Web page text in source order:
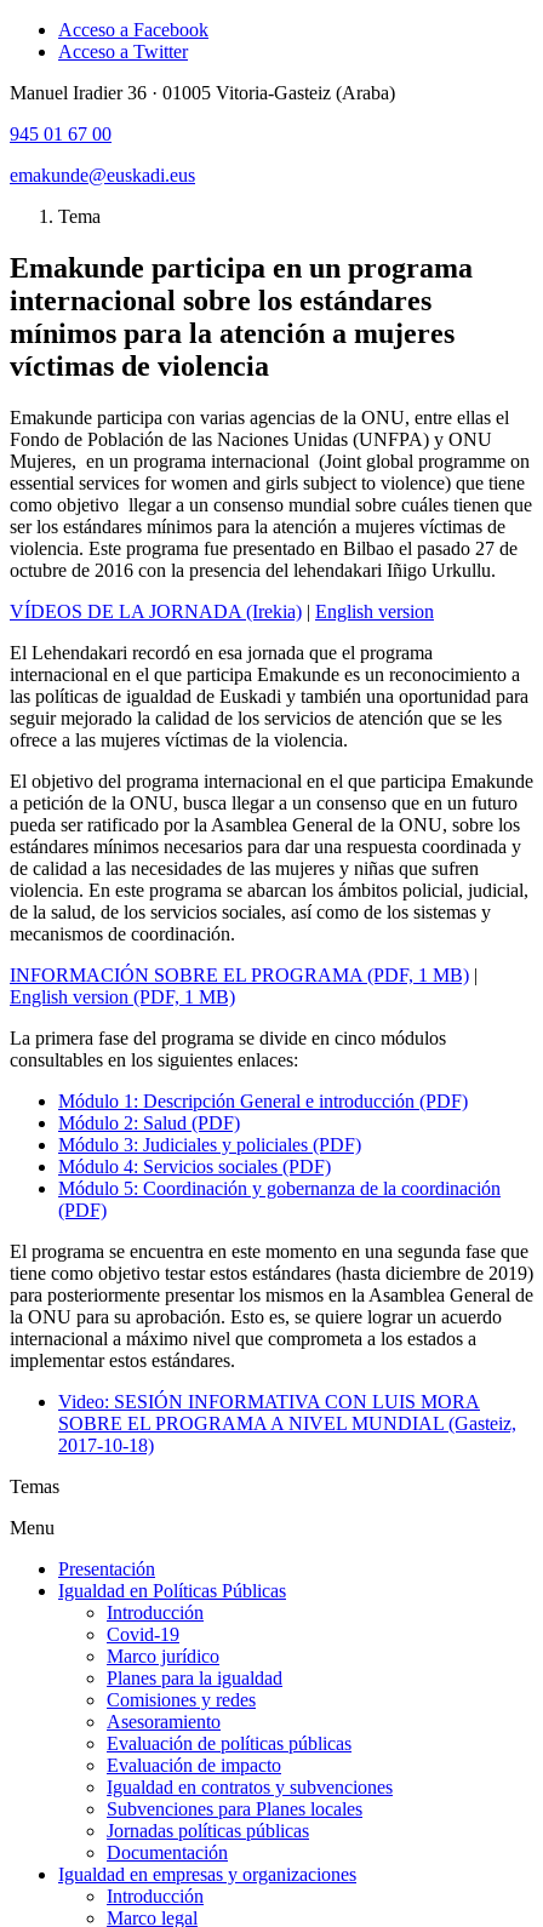
Acceso a Facebook
Acceso a Twitter
Manuel Iradier 36 · 01005 Vitoria-Gasteiz (Araba)
945 01 67 00
emakunde@euskadi.eus
Tema
Emakunde participa en un programa
internacional sobre los estándares
mínimos para la atención a mujeres
víctimas de violencia
Emakunde participa con varias agencias de la ONU, entre ellas el
Fondo de Población de las Naciones Unidas (UNFPA) y ONU
Mujeres, en un programa internacional (Joint global programme on
essential services for women and girls subject to violence) que tiene
como objetivo llegar a un consenso mundial sobre cuáles tienen que
ser los estándares mínimos para la atención a mujeres víctimas de
violencia. Este programa fue presentado en Bilbao el pasado 27 de
octubre de 2016 con la presencia del lehendakari Iñigo Urkullu.
VÍDEOS DE LA JORNADA (Irekia) | English version
El Lehendakari recordó en esa jornada que el programa
internacional en el que participa Emakunde es un reconocimiento a
las políticas de igualdad de Euskadi y también una oportunidad para
seguir mejorado la calidad de los servicios de atención que se les
ofrece a las mujeres víctimas de la violencia.
El objetivo del programa internacional en el que participa Emakunde
a petición de la ONU, busca llegar a un consenso que en un futuro
pueda ser ratificado por la Asamblea General de la ONU, sobre los
estándares mínimos necesarios para dar una respuesta coordinada y
de calidad a las necesidades de las mujeres y niñas que sufren
violencia. En este programa se abarcan los ámbitos policial, judicial,
de la salud, de los servicios sociales, así como de los sistemas y
mecanismos de coordinación.
INFORMACIÓN SOBRE EL PROGRAMA (PDF, 1 MB) |
English version (PDF, 1 MB)
La primera fase del programa se divide en cinco módulos
consultables en los siguientes enlaces:
Módulo 1: Descripción General e introducción (PDF)
Módulo 2: Salud (PDF)
Módulo 3: Judiciales y policiales (PDF)
Módulo 4: Servicios sociales (PDF)
Módulo 5: Coordinación y gobernanza de la coordinación
(PDF)
El programa se encuentra en este momento en una segunda fase que
tiene como objetivo testar estos estándares (hasta diciembre de 2019)
para posteriormente presentar los mismos en la Asamblea General de
la ONU para su aprobación. Esto es, se quiere lograr un acuerdo
internacional a máximo nivel que comprometa a los estados a
implementar estos estándares.
Video: SESIÓN INFORMATIVA CON LUIS MORA
SOBRE EL PROGRAMA A NIVEL MUNDIAL (Gasteiz,
2017-10-18)
Temas
Menu
Presentación
Igualdad en Políticas Públicas
Introducción
Covid-19
Marco jurídico
Planes para la igualdad
Comisiones y redes
Asesoramiento
Evaluación de políticas públicas
Evaluación de impacto
Igualdad en contratos y subvenciones
Subvenciones para Planes locales
Jornadas políticas públicas
Documentación
Igualdad en empresas y organizaciones
Introducción
Marco legal